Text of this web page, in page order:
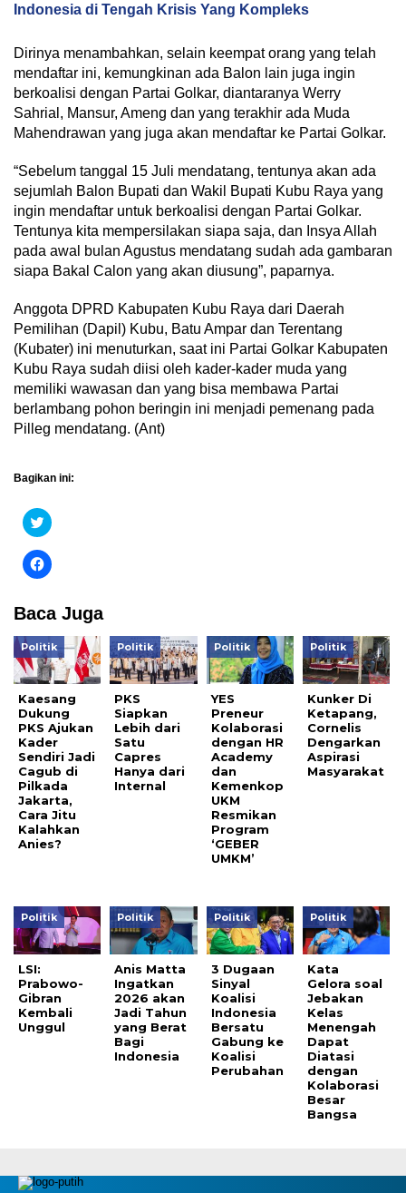
Indonesia di Tengah Krisis Yang Kompleks
Dirinya menambahkan, selain keempat orang yang telah
mendaftar ini, kemungkinan ada Balon lain juga ingin
berkoalisi dengan Partai Golkar, diantaranya Werry
Sahrial, Mansur, Ameng dan yang terakhir ada Muda
Mahendrawan yang juga akan mendaftar ke Partai Golkar.
“Sebelum tanggal 15 Juli mendatang, tentunya akan ada
sejumlah Balon Bupati dan Wakil Bupati Kubu Raya yang
ingin mendaftar untuk berkoalisi dengan Partai Golkar.
Tentunya kita mempersilakan siapa saja, dan Insya Allah
pada awal bulan Agustus mendatang sudah ada gambaran
siapa Bakal Calon yang akan diusung”, paparnya.
Anggota DPRD Kabupaten Kubu Raya dari Daerah
Pemilihan (Dapil) Kubu, Batu Ampar dan Terentang
(Kubater) ini menuturkan, saat ini Partai Golkar Kabupaten
Kubu Raya sudah diisi oleh kader-kader muda yang
memiliki wawasan dan yang bisa membawa Partai
berlambang pohon beringin ini menjadi pemenang pada
Pilleg mendatang. (Ant)
Bagikan ini:
Klik
untuk
pada
Twitter(Membuka
di
baru)
Klik
untuk
Facebook(Membuka
di
jendela
yang
baru)
Baca Juga
Politik
Kaesang
Dukung
PKS Ajukan
Kader
Sendiri Jadi
Cagub di
Pilkada
Jakarta,
Cara Jitu
Kalahkan
Anies?
Politik
PKS
Siapkan
Lebih dari
Satu
Capres
Hanya dari
Internal
Politik
YES
Preneur
Kolaborasi
dengan HR
Academy
dan
Kemenkop
UKM
Resmikan
Program
‘GEBER
UMKM’
Politik
Kunker Di
Ketapang,
Cornelis
Dengarkan
Aspirasi
Masyarakat
Politik
LSI:
Prabowo-
Gibran
Kembali
Unggul
Politik
Anis Matta
Ingatkan
2026 akan
Jadi Tahun
yang Berat
Bagi
Indonesia
Politik
3 Dugaan
Sinyal
Koalisi
Indonesia
Bersatu
Gabung ke
Koalisi
Perubahan
Politik
Kata
Gelora soal
Jebakan
Kelas
Menengah
Dapat
Diatasi
dengan
Kolaborasi
Besar
Bangsa